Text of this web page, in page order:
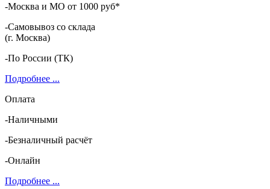
-Москва и МО от 1000 руб*
-Самовывоз со склада
(г. Москва)
-По России (ТК)
Подробнее ...
Оплата
-Наличными
-Безналичный расчёт
-Онлайн
Подробнее ...